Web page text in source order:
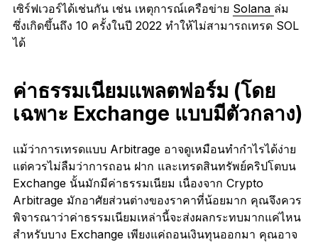
เซิร์ฟเวอร์ได้เช่นกัน เช่น เหตุการณ์เครือข่าย Solana ล่ม
ซึ่งเกิดขึ้นถึง 10 ครั้งในปี 2022 ทำให้ไม่สามารถเทรด SOL
ได้
ค่าธรรมเนียมแพลตฟอร์ม (โดย
เฉพาะ Exchange แบบมีตัวกลาง)
แม้ว่าการเทรดแบบ Arbitrage อาจดูเหมือนทำกำไรได้ง่าย
แต่ควรไม่ลืมว่าการถอน ฝาก และเทรดสินทรัพย์คริปโตบน
Exchange นั้นมักมีค่าธรรมเนียม เนื่องจาก Crypto
Arbitrage มักอาศัยส่วนต่างของราคาที่น้อยมาก คุณจึงควร
พิจารณาว่าค่าธรรมเนียมเหล่านี้จะส่งผลกระทบมากแค่ไหน
สำหรับบาง Exchange เพียงแค่ถอนเงินทุนออกมา คุณอาจ